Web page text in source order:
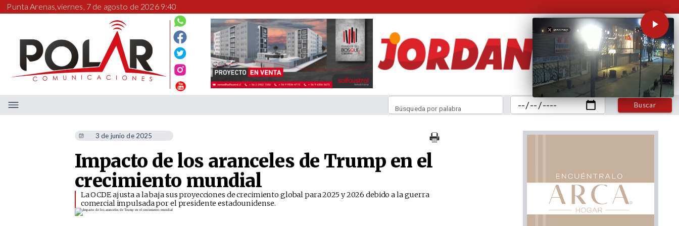
Punta Arenas,viernes, 7 de agosto de 2026 9:40
Buscar
Búsqueda por palabra
3 de junio de 2025
Impacto de los aranceles de Trump en el
crecimiento mundial
La OCDE ajusta a la baja sus proyecciones de crecimiento global para 2025 y 2026 debido a la guerra
comercial impulsada por el presidente estadounidense.